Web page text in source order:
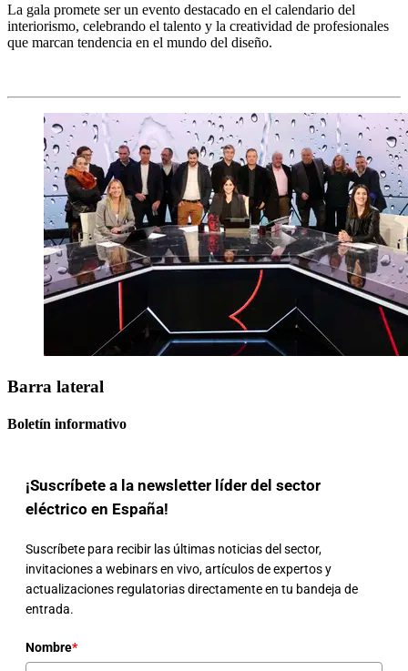
La gala promete ser un evento destacado en el calendario del
interiorismo, celebrando el talento y la creatividad de profesionales
que marcan tendencia en el mundo del diseño.
Barra lateral
Boletín informativo
¡Suscríbete a la newsletter líder del sector
eléctrico en España!
Suscríbete para recibir las últimas noticias del sector,
invitaciones a webinars en vivo, artículos de expertos y
actualizaciones regulatorias directamente en tu bandeja de
entrada.
Nombre*